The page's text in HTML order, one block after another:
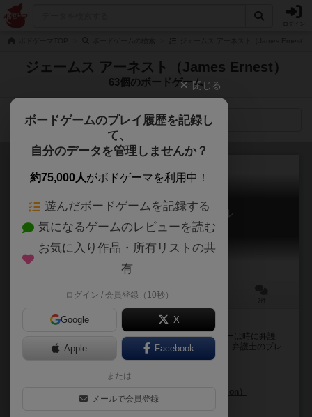
ジェームス アーネスト（James Ernest）
63個のボードゲーム
検索メニュー
魔女裁判 / ウィッチ・トライアル
Witch Trial
45分前後
あの人ゲームを遊んでたから魔女です！
ブラックユーモアに溢れたゲームです。 プレイヤーは時に弁護
士、時には検事となり、容疑者を裁く法定に立ちます。弁護士のプレ
イヤーは容疑者が無罪に、健二のプレイヤーは有...
ジェームス・アーネスト（James Ernest）
チャールズ・ダナ・ギブソン（Charles Dana Gibson）
閉じる
ボードゲームのプレイ履歴を記録し
て、
自分のデータを管理しませんか？
約75,000人がボドゲーマを利用中！
遊んだボードゲームを記録する
気になるゲームのレビューを読む
お気に入り作品・所有リストの共
有
ログイン / 会員登録（10秒）
Google X
Apple Facebook
または
メールで会員登録